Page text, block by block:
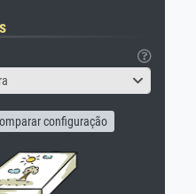
configuração